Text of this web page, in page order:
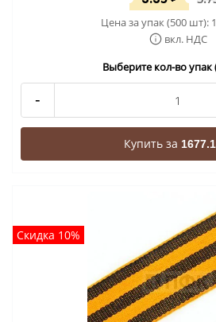
Цена за упак (500 шт):
вкл. НДС
Выберите кол-во упак
-
Купить за
Скидка 10%